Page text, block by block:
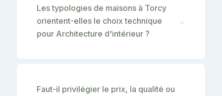
Les typologies de maisons à Torcy
orientent-elles le choix technique
pour Architecture d'intérieur ?
⌄
Faut-il privilégier le prix, la qualité ou